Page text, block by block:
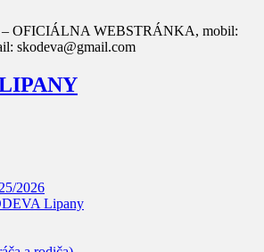
OFICIÁLNA WEBSTRÁNKA, mobil:
skodeva@gmail.com
2026
Lipany